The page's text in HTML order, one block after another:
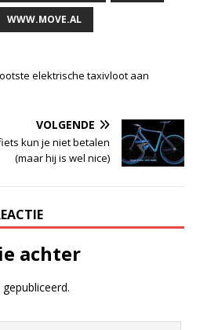
WWW.MOVE.AL
elektrische taxivloot aan
VOLGENDE
kun je niet betalen
(maar hij is wel nice)
achter